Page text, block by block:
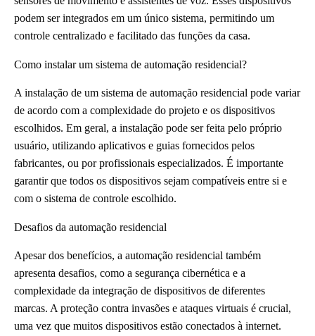
podem ser integrados em um único sistema, permitindo um
controle centralizado e facilitado das funções da casa.
Como instalar um sistema de automação residencial?
A instalação de um sistema de automação residencial pode variar
de acordo com a complexidade do projeto e os dispositivos
escolhidos. Em geral, a instalação pode ser feita pelo próprio
usuário, utilizando aplicativos e guias fornecidos pelos
fabricantes, ou por profissionais especializados. É importante
garantir que todos os dispositivos sejam compatíveis entre si e
com o sistema de controle escolhido.
Desafios da automação residencial
Apesar dos benefícios, a automação residencial também
apresenta desafios, como a segurança cibernética e a
complexidade da integração de dispositivos de diferentes
marcas. A proteção contra invasões e ataques virtuais é crucial,
uma vez que muitos dispositivos estão conectados à internet.